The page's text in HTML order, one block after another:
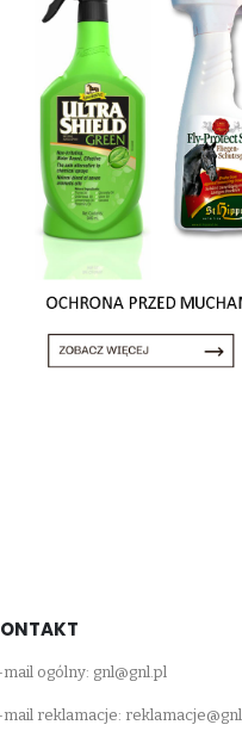
mail ogólny: gnl@gnl.pl
mail reklamacje: